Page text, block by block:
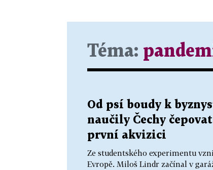
Téma:
Od psí boudy k
naučily Čechy
první akvizici
Ze studentského experimentu
Evropě. Miloš Lindr začínal v